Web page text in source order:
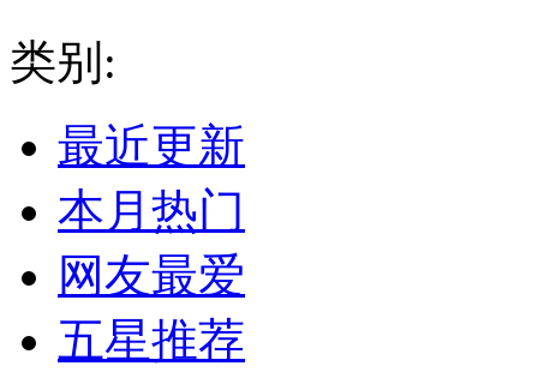
类别:
最近更新
本月热门
网友最爱
五星推荐